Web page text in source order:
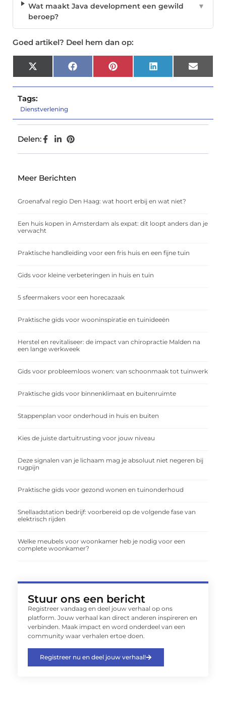
Wat maakt Java development een gewild
beroep?
▼
Goed artikel? Deel hem dan op:
X
(Twitter)
Facebook Pinterest LinkedIn Email
Tags:
Dienstverlening
Delen:
Meer Berichten
Groenafval regio Den Haag: wat hoort erbij en wat niet?
Een huis kopen in Amsterdam als expat: dit loopt anders dan je
verwacht
Praktische handleiding voor een fris huis en een fijne tuin
Gids voor kleine verbeteringen in huis en tuin
5 sfeermakers voor een horecazaak
Praktische gids voor wooninspiratie en tuinideeën
Herstel en revitaliseer: de impact van chiropractie Malden na
een lange werkweek
Gids voor probleemloos wonen: van schoonmaak tot tuinwerk
Praktische gids voor binnenklimaat en buitenruimte
Stappenplan voor onderhoud in huis en buiten
Kies de juiste dartuitrusting voor jouw niveau
Deze signalen van je lichaam mag je absoluut niet negeren bij
rugpijn
Praktische gids voor gezond wonen en tuinonderhoud
Snellaadstation bedrijf: voorbereid op de volgende fase van
elektrisch rijden
Welke meubels voor woonkamer heb je nodig voor een
complete woonkamer?
Stuur ons een bericht
Registreer vandaag en deel jouw verhaal op ons
platform. Jouw verhaal kan direct anderen inspireren en
verbinden. Maak impact en word onderdeel van een
community waar verhalen ertoe doen.
Registreer nu en deel jouw verhaal!